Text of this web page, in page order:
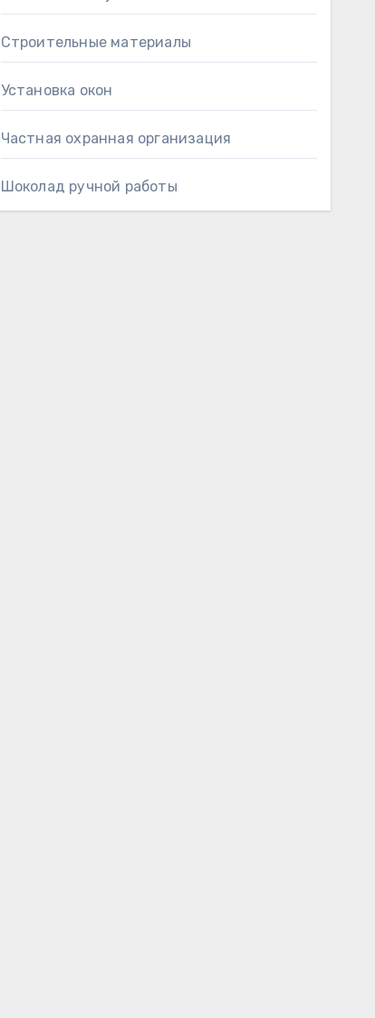
Строительные материалы
Установка окон
Частная охранная организация
Шоколад ручной работы